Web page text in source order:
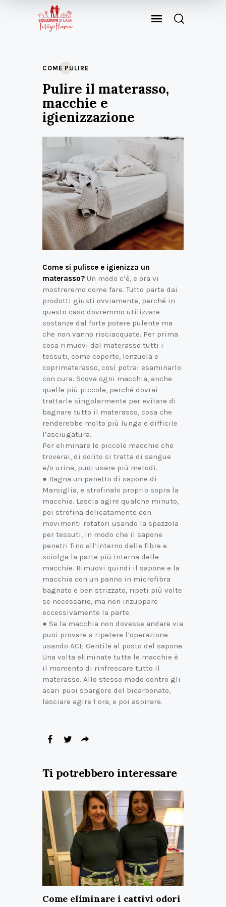
COME PULIRE
Pulire il materasso,
macchie e
igienizzazione
Come si pulisce e igienizza un
materasso? Un modo c’è, e ora vi
mostreremo come fare. Tutto parte dai
prodotti giusti ovviamente, perché in
questo caso dovremmo utilizzare
sostanze dal forte potere pulente ma
che non vanno risciacquate. Per prima
cosa rimuovi dal materasso tutti i
tessuti, come coperte, lenzuola e
coprimaterasso, così potrai esaminarlo
con cura. Scova ogni macchia, anche
quelle più piccole, perché dovrai
trattarle singolarmente per evitare di
bagnare tutto il materasso, cosa che
renderebbe molto più lunga e difficile
l’asciugatura.
Per eliminare le piccole macchie che
troverai, di solito si tratta di sangue
e/o urina, puoi usare più metodi.
● Bagna un panetto di sapone di
Marsiglia, e strofinalo proprio sopra la
macchia. Lascia agire qualche minuto,
poi strofina delicatamente con
movimenti rotatori usando la spazzola
per tessuti, in modo che il sapone
penetri fino all’interno delle fibre e
sciolga la parte più interna delle
macchie. Rimuovi quindi il sapone e la
macchia con un panno in microfibra
bagnato e ben strizzato, ripeti più volte
se necessario, ma non inzuppare
eccessivamente la parte.
● Se la macchia non dovesse andare via
puoi provare a ripetere l’operazione
usando ACE Gentile al posto del sapone.
Una volta eliminate tutte le macchie è
il momento di rinfrescare tutto il
materasso. Allo stesso modo contro gli
acari puoi spargere del bicarbonato,
lasciare agire 1 ora, e poi aspirare.
Ti potrebbero interessare
Come eliminare i cattivi odori